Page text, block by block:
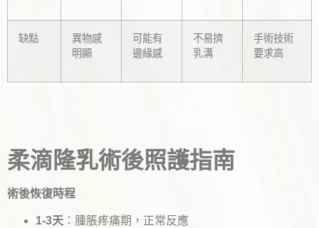
缺點
異物感
明顯
可能有
邊緣感
不易擠
乳溝
手術技術
要求高
柔滴隆乳術後照護指南
術後恢復時程
1-3天 ：腫脹疼痛期，正常反應